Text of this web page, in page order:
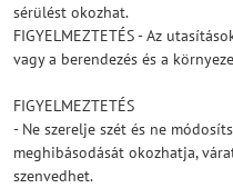
sérülést okozhat.
FIGYELMEZTETÉS - Az
vagy a berendezés és a
FIGYELMEZTETÉS
- Ne szerelje szét és ne
meghibásodását okozhatja,
szenvedhet.